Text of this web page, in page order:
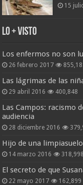
15
Lo + Visto
Los enfermos no son
26 febrero 2017
Las lágrimas de las
29 abril 2016 400,848
Las Campos: racismo
audiencia
28 diciembre 2016
Hijo de una
14 marzo 2016 318,998
El secreto de que
22 mayo 2017 162,899